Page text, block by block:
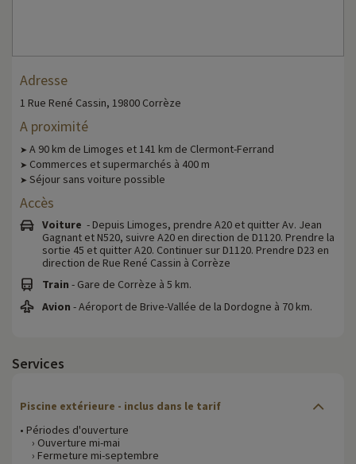
Adresse
1 Rue René Cassin, 19800 Corrèze
A proximité
➤ A 90 km de Limoges et 141 km de Clermont-Ferrand
➤ Commerces et supermarchés à 400 m
➤ Séjour sans voiture possible
Accès
Voiture - Depuis Limoges, prendre A20 et quitter Av. Jean
Gagnant et N520, suivre A20 en direction de D1120. Prendre la
sortie 45 et quitter A20. Continuer sur D1120. Prendre D23 en
direction de Rue René Cassin à Corrèze
Train - Gare de Corrèze à 5 km.
Avion - Aéroport de Brive-Vallée de la Dordogne à 70 km.
Services
Piscine extérieure - inclus dans le tarif
• Périodes d'ouverture
› Ouverture mi-mai
› Fermeture mi-septembre